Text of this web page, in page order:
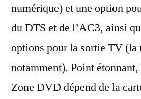
numérique) et une option
du DTS et de l’AC3, ainsi
options pour la sortie TV (la
notamment). Point
Zone DVD dépend de la